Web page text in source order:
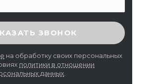
КОД
ЗВОНОК
на обработку своих персональных
политики в отношении
данных